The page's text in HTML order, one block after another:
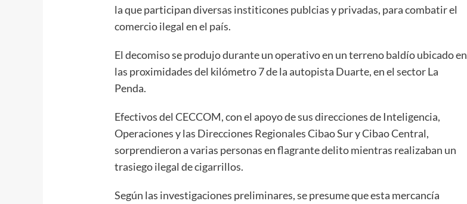
la que participan diversas institicones publcias y privadas, para combatir el
comercio ilegal en el país.
El decomiso se produjo durante un operativo en un terreno baldío ubicado en
las proximidades del kilómetro 7 de la autopista Duarte, en el sector La
Penda.
Efectivos del CECCOM, con el apoyo de sus direcciones de Inteligencia,
Operaciones y las Direcciones Regionales Cibao Sur y Cibao Central,
sorprendieron a varias personas en flagrante delito mientras realizaban un
trasiego ilegal de cigarrillos.
Según las investigaciones preliminares, se presume que esta mercancía